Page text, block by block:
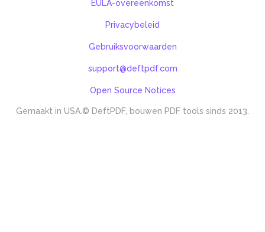
Gemaakt in USA. © DeftPDF, bouwen PDF tools sinds 2013.
EULA-overeenkomst
Privacybeleid
Gebruiksvoorwaarden
support@deftpdf.com
Open Source Notices